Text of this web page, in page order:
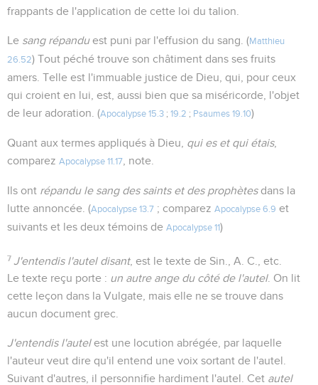
frappants de l'application de cette loi du talion.
Le sang répanduest puni par l'effusion du sang. (Matthieu
26.52) Tout péché trouve son châtiment dans ses fruits
amers. Telle est l'immuable justice de Dieu, qui, pour ceux
qui croient en lui, est, aussi bien que sa miséricorde, l'objet
de leur adoration. (Apocalypse 15.3 ; 19.2 ; Psaumes 19.10)
Quant aux termes appliqués à Dieu, qui es et qui étais,
comparez Apocalypse 11.17 , note.
Ils ont répandu le sang des saints et des prophètesdans la
lutte annoncée. (Apocalypse 13.7 ; comparez Apocalypse 6.9 et
suivants et les deux témoins de Apocalypse 11)
7 J'entendis l'autel disant, est le texte de Sin., A. C., etc.
Le texte reçu porte : un autre ange du côté de l'autel. On lit
cette leçon dans la Vulgate, mais elle ne se trouve dans
aucun document grec.
J'entendis l'autelest une locution abrégée, par laquelle
l'auteur veut dire qu'il entend une voix sortant de l'autel.
Suivant d'autres, il personnifie hardiment l'autel. Cet autel